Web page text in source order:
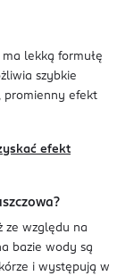
lekką formułę
szybkie
promienny efekt
efekt
ze względu na
bazie wody są
i występują w